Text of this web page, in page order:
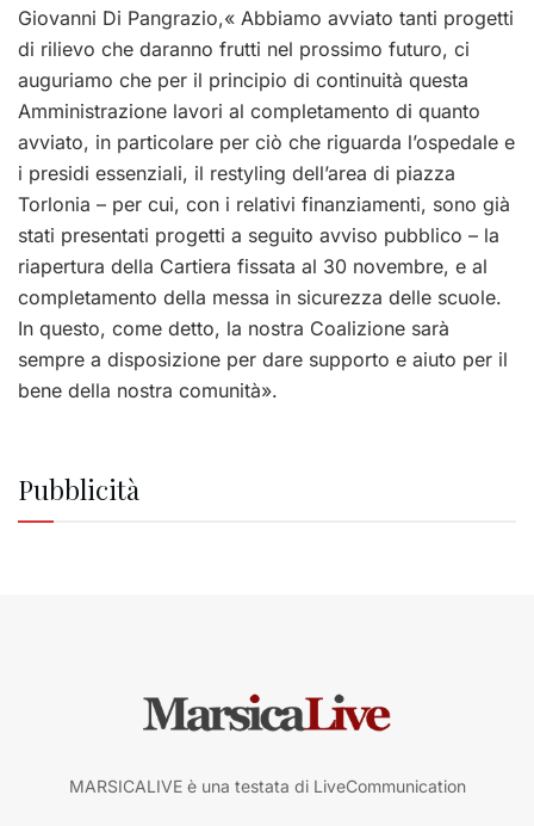
Giovanni Di Pangrazio,« Abbiamo avviato tanti progetti
di rilievo che daranno frutti nel prossimo futuro, ci
auguriamo che per il principio di continuità questa
Amministrazione lavori al completamento di quanto
avviato, in particolare per ciò che riguarda l’ospedale e
i presidi essenziali, il restyling dell’area di piazza
Torlonia – per cui, con i relativi finanziamenti, sono già
stati presentati progetti a seguito avviso pubblico – la
riapertura della Cartiera fissata al 30 novembre, e al
completamento della messa in sicurezza delle scuole.
In questo, come detto, la nostra Coalizione sarà
sempre a disposizione per dare supporto e aiuto per il
bene della nostra comunità».
Pubblicità
MARSICALIVE è una testata di LiveCommunication